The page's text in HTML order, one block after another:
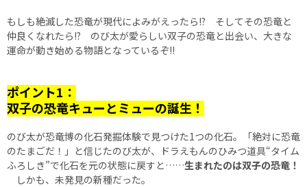
もしも絶滅した恐竜が現代によみがえったら!? そしてその恐竜と
仲良くなれたら!? のび太が愛らしい双子の恐竜と出会い、大きな
運命が動き始める物語となっているぞ!!
ポイント1：
双子の恐竜キューとミューの誕生！
のび太が恐竜博の化石発掘体験で見つけた1つの化石。「絶対に恐竜
のたまごだ！」と信じたのび太が、ドラえもんのひみつ道具“タイム
ふろしき”で化石を元の状態に戻すと……生まれたのは双子の恐竜！
しかも、未発見の新種だった。